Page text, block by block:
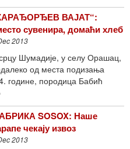
ВАЈАТ“:
сувенира, домаћи хлеб
2013
Шумадије, у селу Орашац,
од места подизања
године, породица Бабић
SOSOX: Наше
чекају извоз
2013